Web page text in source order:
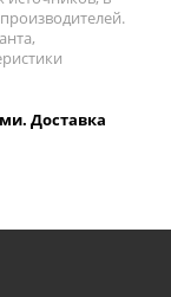
Доставка